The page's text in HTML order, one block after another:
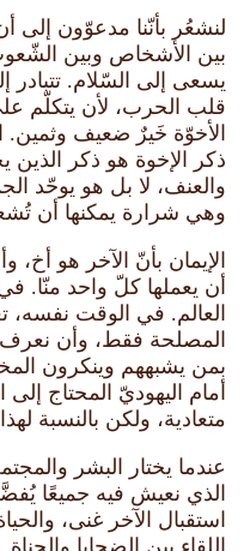
لنشعُر بأنّنا مدعوّون
بين الأشخاص وبين
يسعى إلى السّلام. تتبادر
قلب الحرب، لأن يتكلّم
الأخوّة خَيرٌ ضعيف وثمين.
ذكر الإخوة هو ذكر الذين
والعنف، لا بل هو يوحّد
وهي شرارة يمكنها أن
الإيمان بأنّ الآخر هو
أن يعملها كلّ واحد منّا.
العالم. في الوقت
المصلحة فقط، وأن نعرف
أمام اليهوديّ المحتاج
متعادية، ولكن بالنسبة
عندما يختار البشر
الذي نعيش فيه جميعًا
استقبال الآخر غنى،